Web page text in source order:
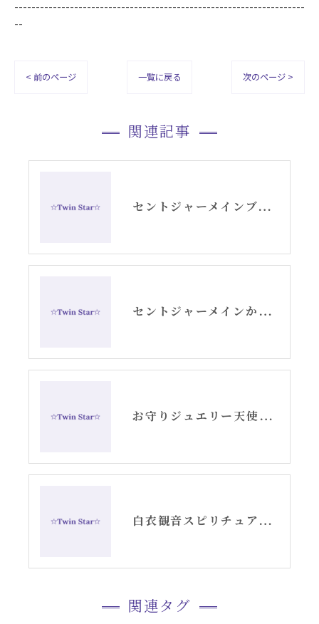
--------------------------------------------------------------------
--
< 前のページ 一覧に戻る 次のページ >
関連記事
セントジャーメインブレッシングカードGSVFグリッド
セントジャーメインからのメッセージ・水瓶座新月アリーシャ
お守りジュエリー天使の羽根シルバーピアス
白衣観音スピリチュアル女神開花チーム活動記録YouTube②
関連タグ